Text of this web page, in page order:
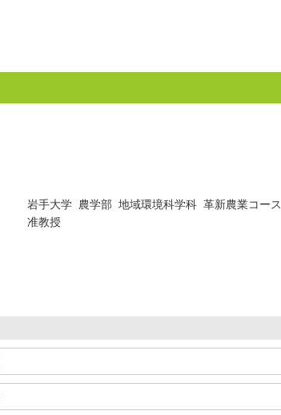
岩手大学 農学部 地域環境科学科 革新農業コース
准教授